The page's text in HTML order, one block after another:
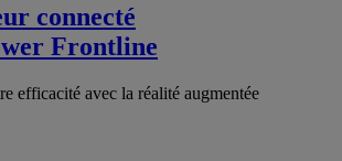
connecté
Frontline
efficacité avec la réalité augmentée